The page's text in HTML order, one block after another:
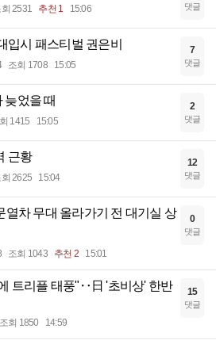
2531 추천 1 15:06 댓글
입시 패스티벌 권은비
조회 1708 15:05
7
댓글
늦었을 때
1415 15:05
2
댓글
근황
2625 15:04
12
댓글
열차 무대 올라가기 전 대기실 상
조회 1043 추천 2 15:01
0
댓글
트리플 태풍"‥日 '초비상' 한반
조회 1850 14:59
15
댓글